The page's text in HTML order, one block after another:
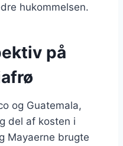
hukommelsen.
på
og Guatemala,
del af kosten i
Mayaerne brugte